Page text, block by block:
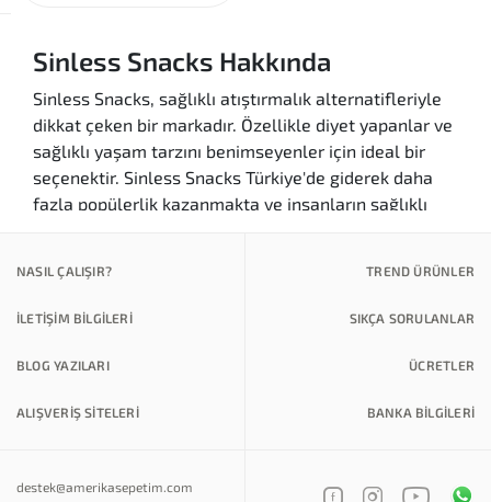
Sinless Snacks Hakkında
Sinless Snacks, sağlıklı atıştırmalık alternatifleriyle
dikkat çeken bir markadır. Özellikle diyet yapanlar ve
sağlıklı yaşam tarzını benimseyenler için ideal bir
seçenektir. Sinless Snacks Türkiye'de giderek daha
fazla popülerlik kazanmakta ve insanların sağlıklı
arasında düşük kalorili atıştırmalıklar, glütensiz
seçenekler ve protein barları bulunmaktadır.
sunmasıdır. Bu sayede, sağlıklı beslenmek isteyenler
yüksek kaliteli malzemeler kullanılarak
NASIL ÇALIŞIR? TREND ÜRÜNLER
İLETİŞİM BİLGİLERİ SIKÇA SORULANLAR
BLOG YAZILARI ÜCRETLER
ALIŞVERİŞ SİTELERİ BANKA BILGILERI
destek@amerikasepetim.com